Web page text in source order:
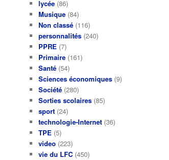
lycée (86)
Musique (84)
Non classé (116)
personnalités (240)
PPRE (7)
Primaire (161)
Santé (54)
Sciences économiques (9)
Société (280)
Sorties scolaires (85)
sport (24)
technologie-Internet (36)
TPE (5)
video (223)
vie du LFC (450)